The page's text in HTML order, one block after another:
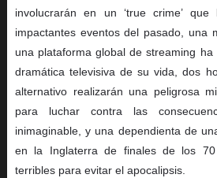
involucrarán en un ‘true crime’
impactantes eventos del pasado, una
una plataforma global de streaming
dramática televisiva de su vida, dos
alternativo realizarán una peligrosa
para luchar contra las
inimaginable, y una dependienta de
en la Inglaterra de finales de los
terribles para evitar el apocalipsis.